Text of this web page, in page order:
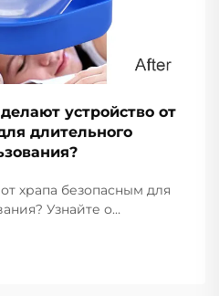
устройство от
длительного
храпа безопасным для
Узнайте о
используемых